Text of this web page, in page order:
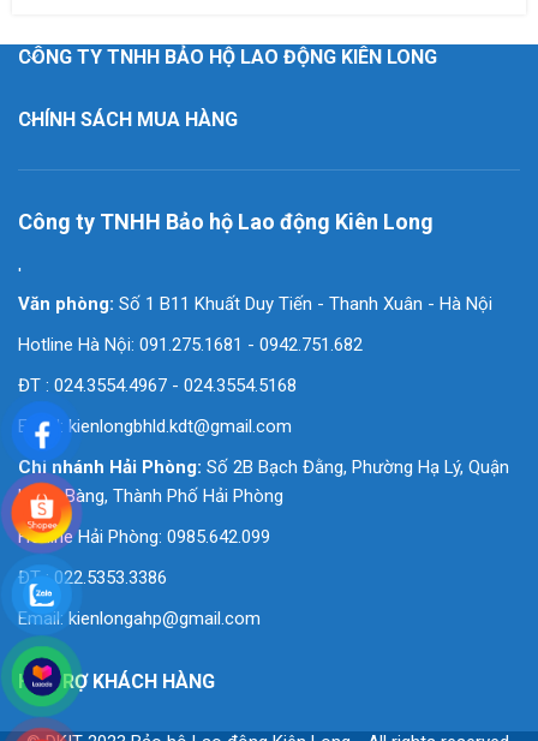
CÔNG TY TNHH BẢO HỘ LAO ĐỘNG KIÊN LONG
CHÍNH SÁCH MUA HÀNG
Công ty TNHH Bảo hộ Lao động Kiên Long
'
Văn phòng: Số 1 B11 Khuất Duy Tiến - Thanh Xuân - Hà Nội
Hotline Hà Nội: 091.275.1681 - 0942.751.682
ĐT : 024.3554.4967 - 024.3554.5168
Email: kienlongbhld.kdt@gmail.com
Chi nhánh Hải Phòng: Số 2B Bạch Đằng, Phường Hạ Lý, Quận
Hồng Bàng, Thành Phố Hải Phòng
Hotline Hải Phòng: 0985.642.099
ĐT : 022.5353.3386
Email: kienlongahp@gmail.com
HỖ TRỢ KHÁCH HÀNG